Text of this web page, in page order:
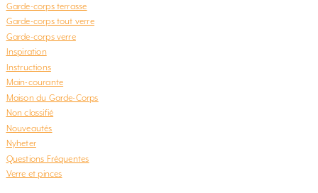
Garde-corps terrasse
Garde-corps tout verre
Garde-corps verre
Inspiration
Instructions
Main-courante
Maison du Garde-Corps
Non classifié
Nouveautés
Nyheter
Questions Fréquentes
Verre et pinces